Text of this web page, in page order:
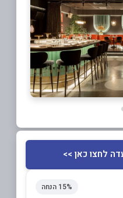
לחצו כאן >>
15% הנחה